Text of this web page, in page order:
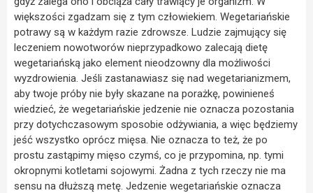
większości zgadzam się z tym człowiekiem. Wegetariańskie
potrawy są w każdym razie zdrowsze. Ludzie zajmujący się
leczeniem nowotworów nieprzypadkowo zalecają dietę
wegetariańską jako element nieodzowny dla możliwości
wyzdrowienia. Jeśli zastanawiasz się nad wegetarianizmem,
aby twoje próby nie były skazane na porażkę, powinieneś
wiedzieć, że wegetariańskie jedzenie nie oznacza pozostania
przy dotychczasowym sposobie odżywiania, a więc będziemy
jeść wszystko oprócz mięsa. Nie oznacza to też, że po
prostu zastąpimy mięso czymś, co je przypomina, np. tymi
okropnymi kotletami sojowymi. Żadna z tych rzeczy nie ma
sensu na dłuższą metę. Jedzenie wegetariańskie oznacza